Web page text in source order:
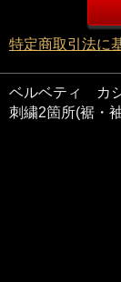
特定商取引法に
ベルベティ カ
刺繍2箇所(裾・